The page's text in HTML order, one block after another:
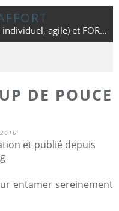
COACHING (organisation, équipe, individuel, agile) et FORMATION - Toulouse - 06 42 25 86 01
DE POUCE
2016
et publié depuis
entamer sereinement